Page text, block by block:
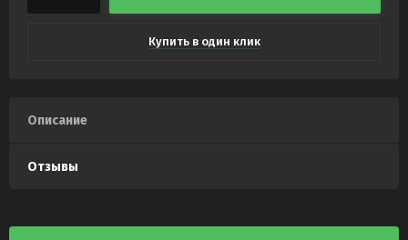
Купить в один клик
Описание
Отзывы